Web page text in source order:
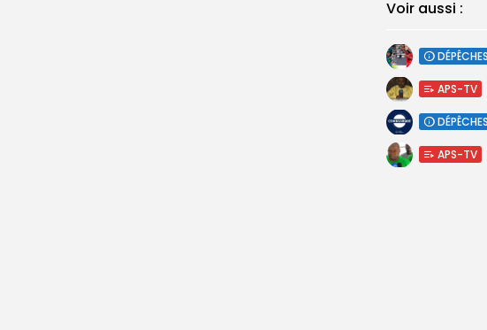
Voir aussi :
DÉPÊCHES
APS-TV
DÉPÊCHES
APS-TV